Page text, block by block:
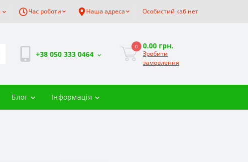
Час роботи Наша адреса Особистий кабінет
+38 050 333 0464
0 0.00 грн.
Зробити
замовлення
Блог Інформація